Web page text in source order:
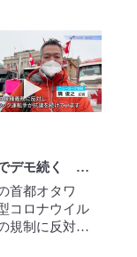
今年3月に発覚
ト宗教を巡る
会問題となっ
見つかった遺
や女性を中心
超え、現在も
が続く。警察
突き動かした
言だった。
平野光芳】
月6日公開
…制裁下を生きるロ
動画を再生 カナ
カナダでデモ続く 議会前にトラック500台 コロナ対策に怒る運転手ら
首都オタワ
コロナウイル
規制に反対す
ク運転手らが